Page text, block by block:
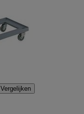
Vergelijken